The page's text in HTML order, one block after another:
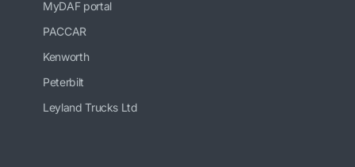
MyDAF portal
PACCAR
Kenworth
Peterbilt
Leyland Trucks Ltd